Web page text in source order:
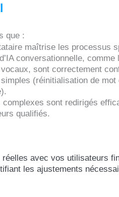
que :
maîtrise les processus
conversationnelle,
sont correctement
(réinitialisation de
complexes sont redirigés
qualifiés.
avec vos utilisateurs
les ajustements